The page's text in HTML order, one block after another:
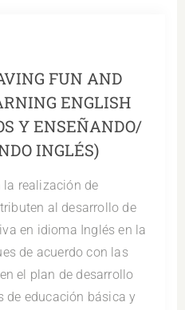
FUN AND
ENGLISH
Y ENSEÑANDO/
INGLÉS)
la realización de
al desarrollo de
en idioma Inglés en la
de acuerdo con las
el plan de desarrollo
de educación básica y